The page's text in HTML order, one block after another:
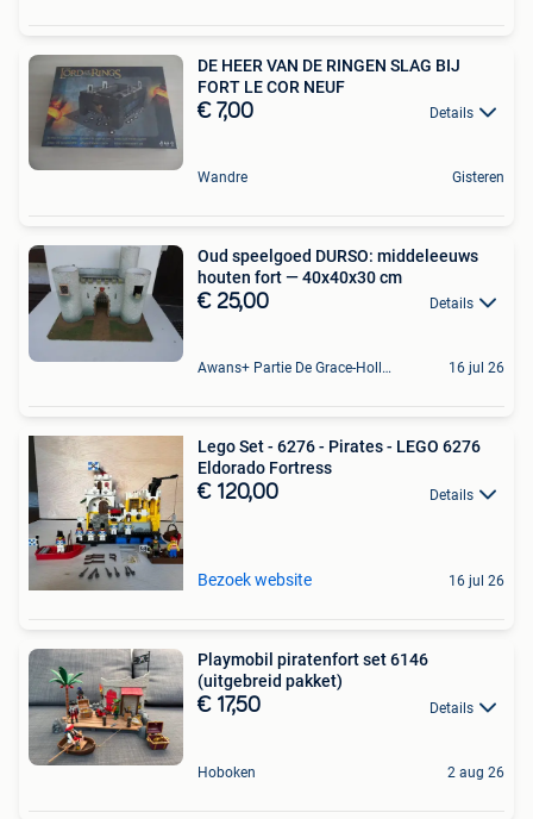
DE HEER VAN DE RINGEN SLAG BIJ
FORT LE COR NEUF
€ 7,00 Details
Wandre Gisteren
Oud speelgoed DURSO: middeleeuws
houten fort — 40x40x30 cm
€ 25,00 Details
Awans+ Partie De Grace-Hollogne 16 jul 26
Lego Set - 6276 - Pirates - LEGO 6276
Eldorado Fortress
€ 120,00 Details
Bezoek website 16 jul 26
Playmobil piratenfort set 6146
(uitgebreid pakket)
€ 17,50 Details
Hoboken 2 aug 26